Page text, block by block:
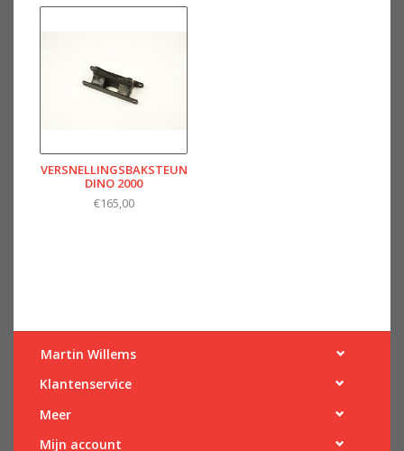
VERSNELLINGSBAKSTEUN
DINO 2000
€165,00
Martin Willems
Klantenservice
Meer
Mijn account